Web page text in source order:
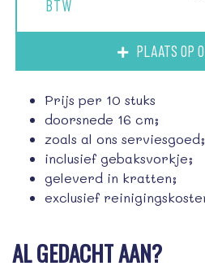
BTW
PLAATS OP
Prijs per 10 stuks
doorsnede 16 cm;
zoals al ons
inclusief gebaksvorkje;
geleverd in kratten;
exclusief
AL GEDACHT AAN?